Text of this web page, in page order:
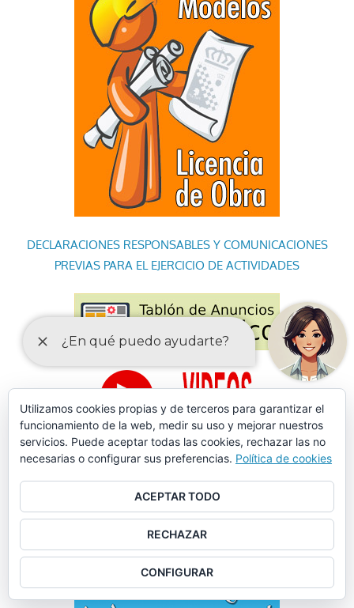
DECLARACIONES RESPONSABLES Y COMUNICACIONES
PREVIAS PARA EL EJERCICIO DE ACTIVIDADES
Utilizamos cookies propias y de terceros para garantizar el
funcionamiento de la web, medir su uso y mejorar nuestros
servicios. Puede aceptar todas las cookies, rechazar las no
necesarias o configurar sus preferencias. Política de cookies
ACEPTAR TODO
RECHAZAR
CONFIGURAR